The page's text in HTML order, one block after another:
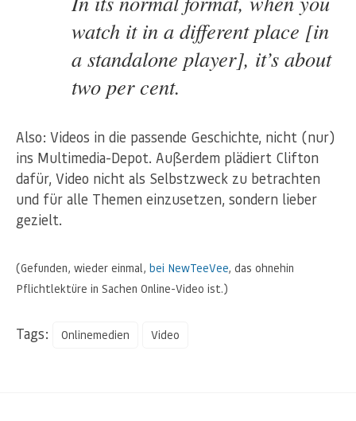
watch it in a different place [in
a standalone player], it’s about
two per cent.
Also: Videos in die passende Geschichte, nicht (nur)
ins Multimedia-Depot. Außerdem plädiert Clifton
dafür, Video nicht als Selbstzweck zu betrachten
und für alle Themen einzusetzen, sondern lieber
gezielt.
(Gefunden, wieder einmal, bei NewTeeVee, das ohnehin
Pflichtlektüre in Sachen Online-Video ist.)
Tags: Onlinemedien Video